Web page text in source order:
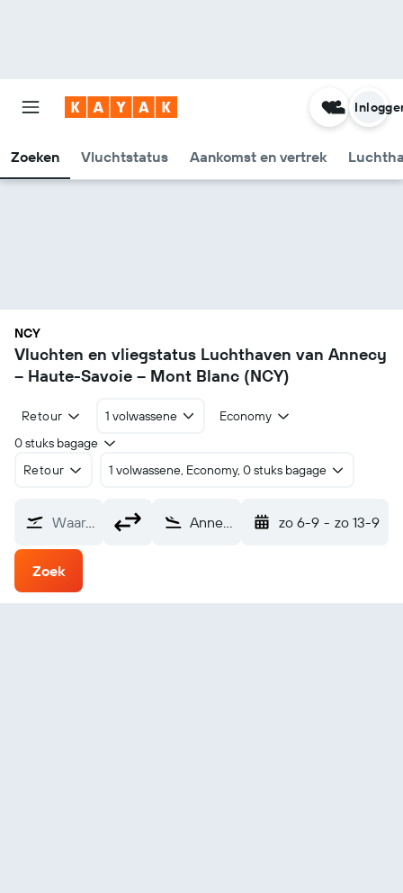
Zoeken Vluchtstatus Aankomst en vertrek
NCY
Vluchten en vliegstatus Luchthaven van Annecy
– Haute-Savoie – Mont Blanc (NCY)
Retour 1 volwassene
Economy
0 stuks bagage
Retour
1 volwassene, Economy, 0 stuks bagage
Waarvandaan? Annecy – Haute-Savoie – Mont Blanc (NCY) zo 6-9 - zo 13-9
Zoek